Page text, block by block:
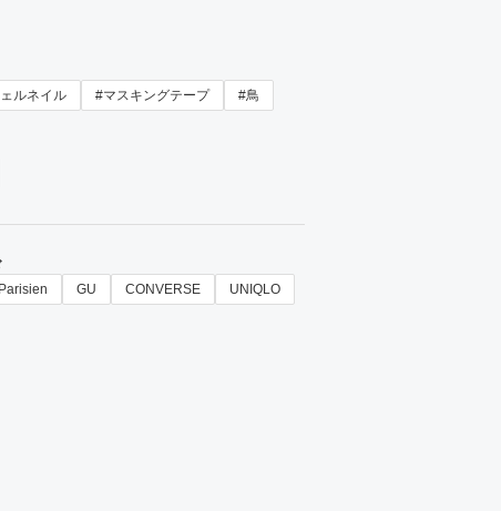
ルネイル #マスキングテープ #鳥
GU CONVERSE
UNIQLO